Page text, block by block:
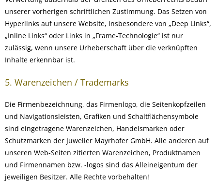
unserer vorherigen schriftlichen Zustimmung. Das Setzen von
Hyperlinks auf unsere Website, insbesondere von „Deep Links“,
„Inline Links“ oder Links in „Frame-Technologie“ ist nur
zulässig, wenn unsere Urheberschaft über die verknüpften
Inhalte erkennbar ist.
5. Warenzeichen / Trademarks
Die Firmenbezeichnung, das Firmenlogo, die Seitenkopfzeilen
und Navigationsleisten, Grafiken und Schaltflächensymbole
sind eingetragene Warenzeichen, Handelsmarken oder
Schutzmarken der Juwelier Mayrhofer GmbH. Alle anderen auf
unseren Web-Seiten zitierten Warenzeichen, Produktnamen
und Firmennamen bzw. -logos sind das Alleineigentum der
jeweiligen Besitzer. Alle Rechte vorbehalten!